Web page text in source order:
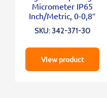
Micrometer IP65
Inch/Metric, 0-0,8″
SKU: 342-371-30
View product